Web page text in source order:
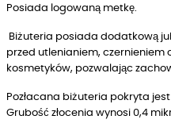
Posiada logowaną metkę.
Biżuteria posiada dodatkową
przed utlenianiem, czernieniem
kosmetyków, pozwalając
Pozłacana biżuteria pokryta
Grubość złocenia wynosi 0,4